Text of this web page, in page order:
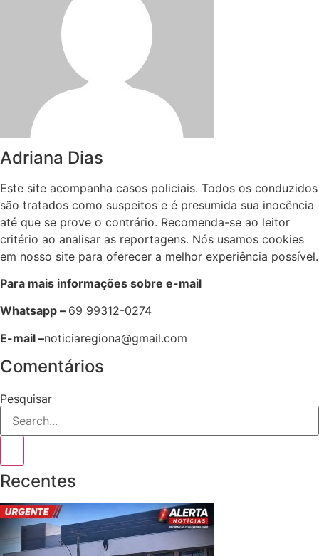
Adriana Dias
Este site acompanha casos policiais. Todos os conduzidos
são tratados como suspeitos e é presumida sua inocência
até que se prove o contrário. Recomenda-se ao leitor
critério ao analisar as reportagens. Nós usamos cookies
em nosso site para oferecer a melhor experiência possível.
Para mais informações sobre e-mail
Whatsapp – 69 99312-0274
E-mail –noticiaregiona@gmail.com
Comentários
Pesquisar
Recentes